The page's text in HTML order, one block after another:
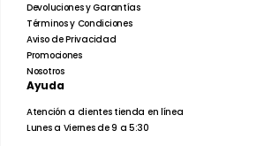
Devoluciones y Garantías
Términos y Condiciones
Aviso de Privacidad
Promociones
Nosotros
Ayuda
Atención a clientes tienda en línea
Lunes a Viernes de 9 a 5:30